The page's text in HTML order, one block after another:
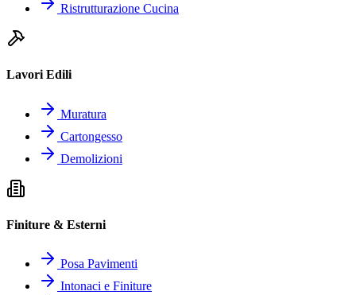
Ristrutturazione Cucina
Lavori Edili
Muratura
Cartongesso
Demolizioni
Finiture & Esterni
Posa Pavimenti
Intonaci e Finiture